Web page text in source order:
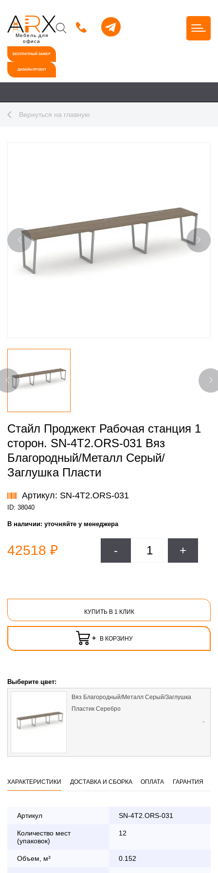
Мебель для
офиса
БЕСПЛАТНЫЙ ЗАМЕР
ДИЗАЙН-ПРОЕКТ
Вернуться на главную
Стайл Проджект Рабочая станция 1
сторон. SN-4T2.ORS-031 Вяз
Благородный/Металл Серый/
Заглушка Пласти
Артикул: SN-4T2.ORS-031
ID: 38040
В наличии: уточняйте у менеджера
42518 ₽ - +
КУПИТЬ В 1 КЛИК
+ В КОРЗИНУ
Выберите цвет:
Вяз Благородный/Металл Серый/Заглушка
Пластик Серебро
ХАРАКТЕРИСТИКИ ДОСТАВКА И СБОРКА ОПЛАТА ГАРАНТИЯ
Артикул SN-4T2.ORS-031
Количество мест
(упаковок)
12
Объем, м³ 0.152
заказа банковской картой